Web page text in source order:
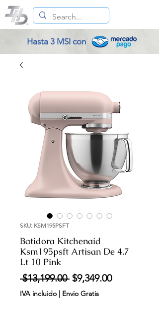
Hasta 3 MSI con
SKU: KSM195PSFT
Batidora Kitchenaid
Ksm195psft Artisan De 4.7
Lt 10 Pink
$13,199.00 Precio
$9,349.00Precio
IVA incluido Envio Gratis